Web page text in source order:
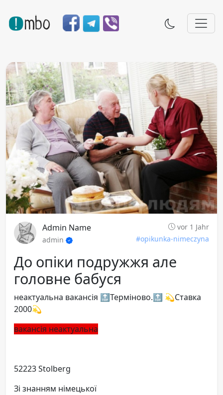
Admin Name
vor 1 Jahr
admin
#opikunka-nimeczyna
До опіки подружжя але
головне бабуся
неактуальна вакансія 🔝Терміново.🔝 💫Ставка
2000💫
вакансія неактуальна
52223 Stolberg
Зі знанням німецької